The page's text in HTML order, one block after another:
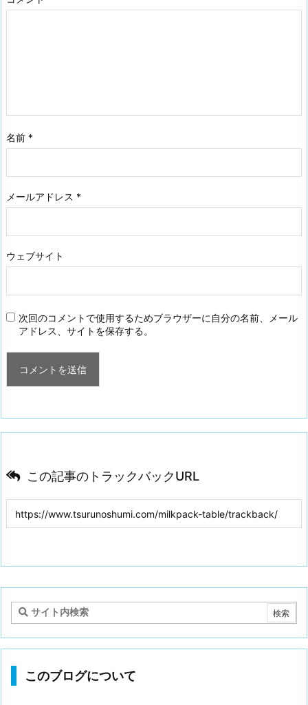
名前 *
メールアドレス *
ウェブサイト
次回のコメントで使用するためブラウザーに自分の名前、メール
アドレス、サイトを保存する。
この記事のトラックバックURL
このブログについて